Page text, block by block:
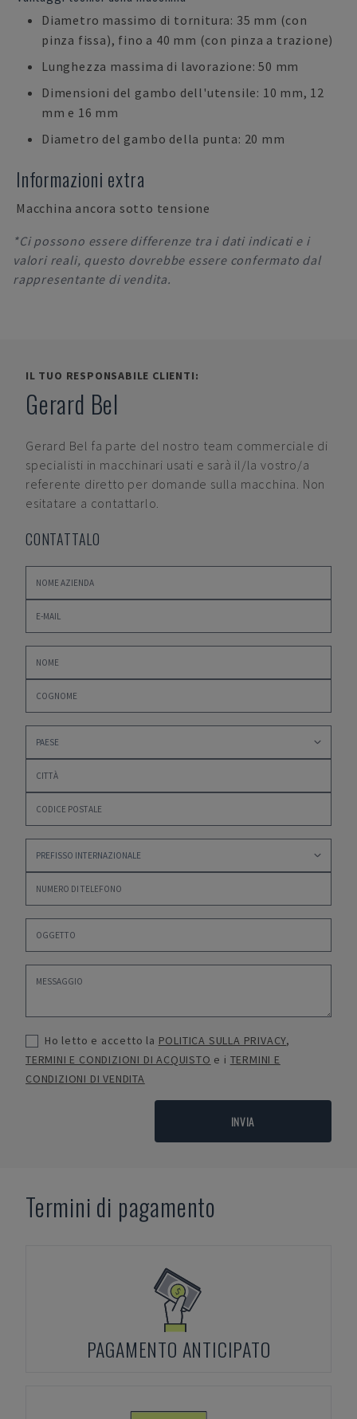
Diametro massimo di tornitura: 35 mm (con
pinza fissa), fino a 40 mm (con pinza a trazione)
Lunghezza massima di lavorazione: 50 mm
Dimensioni del gambo dell'utensile: 10 mm, 12
mm e 16 mm
Diametro del gambo della punta: 20 mm
Informazioni extra
Macchina ancora sotto tensione
*Ci possono essere differenze tra i dati indicati e i
valori reali, questo dovrebbe essere confermato dal
rappresentante di vendita.
IL TUO RESPONSABILE CLIENTI:
Gerard Bel
Gerard Bel fa parte del nostro team commerciale di
specialisti in macchinari usati e sarà il/la vostro/a
referente diretto per domande sulla macchina. Non
esitatare a contattarlo.
CONTATTALO
Ho letto e accetto la POLITICA SULLA PRIVACY,
TERMINI E CONDIZIONI DI ACQUISTO e i TERMINI E
CONDIZIONI DI VENDITA
INVIA
Termini di pagamento
PAGAMENTO ANTICIPATO